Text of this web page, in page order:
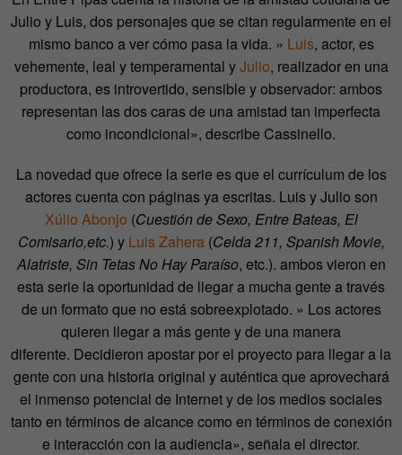
Julio y Luis, dos personajes que se citan regularmente en el
mismo banco a ver cómo pasa la vida. » Luis, actor, es
vehemente, leal y temperamental yJulio, realizador en una
productora, es introvertido, sensible y observador: ambos
representan las dos caras de una amistad tan imperfecta
como incondicional», describe Cassinello.
La novedad que ofrece la serie es que el currículum de los
actores cuenta con páginas ya escritas. Luis y Julio son
Xúlio Abonjo (Cuestión de Sexo, Entre Bateas, El
Comisario,etc.) y Luis Zahera(Celda 211, Spanish Movie,
Alatriste, Sin Tetas No Hay Paraíso, etc.). ambos vieron en
esta serie la oportunidad de llegar a mucha gente a través
de un formato que no está sobreexplotado. » Los actores
quieren llegar a más gente y de una manera
diferente. Decidieron apostar por el proyecto para llegar a la
gente con una historia original y auténtica que aprovechará
el inmenso potencial de Internet y de los medios sociales
tanto en términos de alcance como en términos de conexión
e interacción con la audiencia», señala el director.